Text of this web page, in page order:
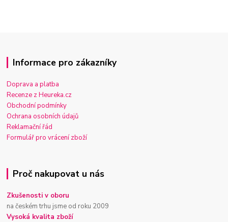
Informace pro zákazníky
Doprava a platba
Recenze z Heureka.cz
Obchodní podmínky
Ochrana osobních údajů
Reklamační řád
Formulář pro vrácení zboží
Proč nakupovat u nás
Zkušenosti v oboru
na českém trhu jsme od roku 2009
Vysoká kvalita zboží